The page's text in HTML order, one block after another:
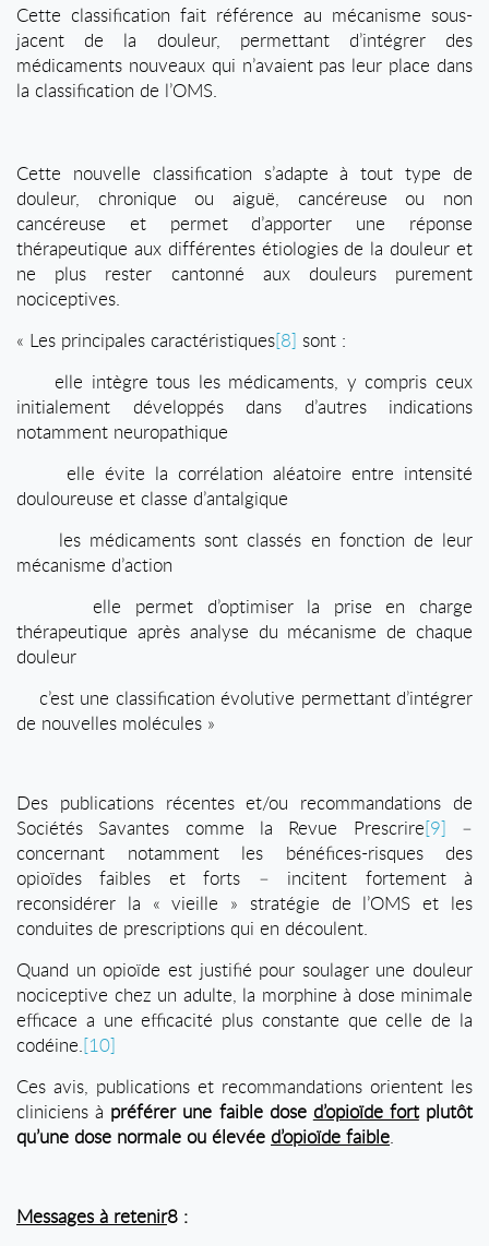
Cette classification fait référence au mécanisme sous-
jacent de la douleur, permettant d’intégrer des
médicaments nouveaux qui n’avaient pas leur place dans
la classification de l’OMS.
Cette nouvelle classification s’adapte à tout type de
douleur, chronique ou aiguë, cancéreuse ou non
cancéreuse et permet d’apporter une réponse
thérapeutique aux différentes étiologies de la douleur et
ne plus rester cantonné aux douleurs purement
nociceptives.
« Les principales caractéristiques[8] sont :
elle intègre tous les médicaments, y compris ceux
initialement développés dans d’autres indications
notamment neuropathique
elle évite la corrélation aléatoire entre intensité
douloureuse et classe d’antalgique
les médicaments sont classés en fonction de leur
mécanisme d’action
elle permet d’optimiser la prise en charge
thérapeutique après analyse du mécanisme de chaque
douleur
c’est une classification évolutive permettant d’intégrer
de nouvelles molécules »
Des publications récentes et/ou recommandations de
Sociétés Savantes comme la Revue Prescrire[9] –
concernant notamment les bénéfices-risques des
opioïdes faibles et forts – incitent fortement à
reconsidérer la « vieille » stratégie de l’OMS et les
conduites de prescriptions qui en découlent.
Quand un opioïde est justifié pour soulager une douleur
nociceptive chez un adulte, la morphine à dose minimale
efficace a une efficacité plus constante que celle de la
codéine.[10]
Ces avis, publications et recommandations orientent les
cliniciens à préférer une faible dose d’opioïde fortplutôt
qu’une dose normale ou élevée d’opioïde faible.
Messages à retenir8 :